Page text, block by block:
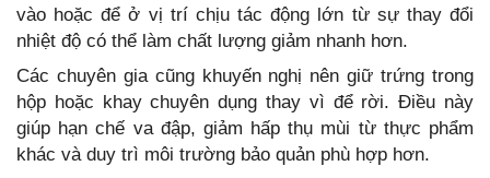
vào hoặc để ở vị trí chịu tác động lớn từ sự thay đổi
nhiệt độ có thể làm chất lượng giảm nhanh hơn.
Các chuyên gia cũng khuyến nghị nên giữ trứng trong
hộp hoặc khay chuyên dụng thay vì để rời. Điều này
giúp hạn chế va đập, giảm hấp thụ mùi từ thực phẩm
khác và duy trì môi trường bảo quản phù hợp hơn.